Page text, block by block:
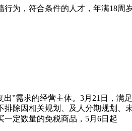
为，符合条件的人才，年满18周岁
”需求的经营主体。3月21日，满
除因相关规划、及人分期规划、
定数量的免税商品，5月6日起